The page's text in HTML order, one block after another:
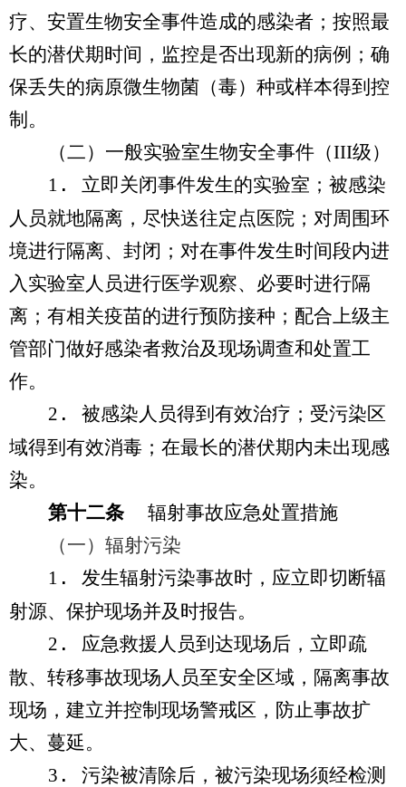
疗、安置生物安全事件造成的感染者；按照最
长的潜伏期时间，监控是否出现新的病例；确
保丢失的病原微生物菌（毒）种或样本得到控
制。
（二）一般实验室生物安全事件（III级）
1 . 立即关闭事件发生的实验室；被感染
人员就地隔离，尽快送往定点医院；对周围环
境进行隔离、封闭；对在事件发生时间段内进
入实验室人员进行医学观察、必要时进行隔
离；有相关疫苗的进行预防接种；配合上级主
管部门做好感染者救治及现场调查和处置工
作。
2 . 被感染人员得到有效治疗；受污染区
域得到有效消毒；在最长的潜伏期内未出现感
染。
第十二条辐射事故应急处置措施
（一）辐射污染
1 . 发生辐射污染事故时，应立即切断辐
射源、保护现场并及时报告。
2 . 应急救援人员到达现场后，立即疏
散、转移事故现场人员至安全区域，隔离事故
现场，建立并控制现场警戒区，防止事故扩
大、蔓延。
3 . 污染被清除后，被污染现场须经检测